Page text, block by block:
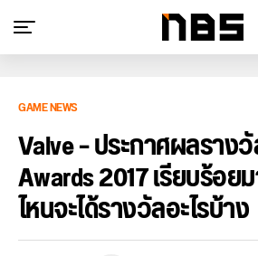
GAME NEWS
Valve – ประกาศผลราง
Awards 2017 เรียบร้อย
ไหนจะได้รางวัลอะไรบ้าง